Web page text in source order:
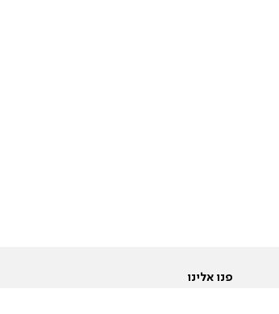
פנו אלינו